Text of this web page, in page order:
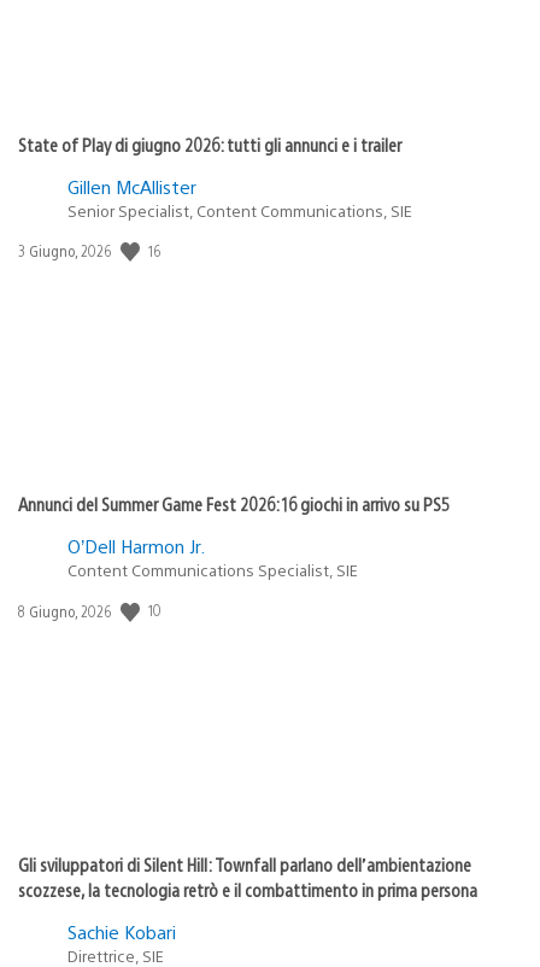
State of Play di giugno 2026: tutti gli annunci e i trailer
Gillen McAllister
Senior Specialist, Content Communications, SIE
Data
3 Giugno, 2026 16
Annunci del Summer Game Fest 2026: 16 giochi in arrivo su PS5
O’Dell Harmon Jr.
Content Communications Specialist, SIE
Data
8 Giugno, 2026 10
Gli sviluppatori di Silent Hill: Townfall parlano dell’ambientazione
scozzese, la tecnologia retrò e il combattimento in prima persona
Sachie Kobari
Direttrice, SIE